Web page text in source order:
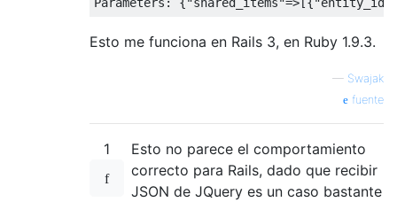
Esto me funciona en Rails 3, en Ruby 1.9.3.
— Swajak
fuente
1
Esto no parece el comportamiento
correcto para Rails, dado que recibir
JSON de JQuery es un caso bastante